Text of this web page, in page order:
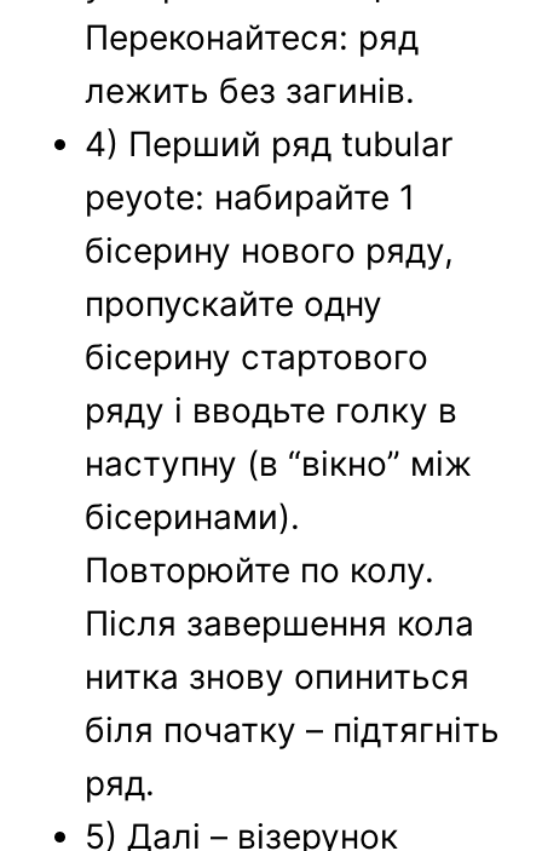
Переконайтеся: ряд
лежить без загинів.
4) Перший ряд tubular
peyote: набирайте 1
бісерину нового ряду,
пропускайте одну
бісерину стартового
ряду і вводьте голку в
наступну (в “вікно” між
бісеринами).
Повторюйте по колу.
Після завершення кола
нитка знову опиниться
біля початку – підтягніть
ряд.
5) Далі – візерунок